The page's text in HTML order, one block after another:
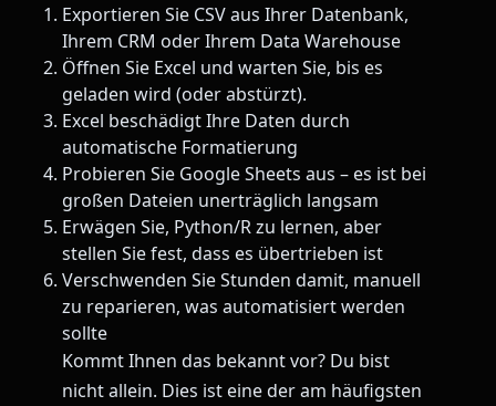
Exportieren Sie CSV aus Ihrer Datenbank,
Ihrem CRM oder Ihrem Data Warehouse
Öffnen Sie Excel und warten Sie, bis es
geladen wird (oder abstürzt).
Excel beschädigt Ihre Daten durch
automatische Formatierung
Probieren Sie Google Sheets aus – es ist bei
großen Dateien unerträglich langsam
Erwägen Sie, Python/R zu lernen, aber
stellen Sie fest, dass es übertrieben ist
Verschwenden Sie Stunden damit, manuell
zu reparieren, was automatisiert werden
sollte
Kommt Ihnen das bekannt vor? Du bist
nicht allein. Dies ist eine der am häufigsten